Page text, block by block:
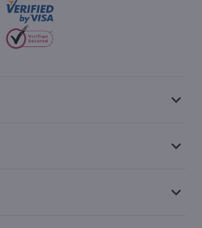
keyboard_arrow_down
keyboard_arrow_down
keyboard_arrow_down